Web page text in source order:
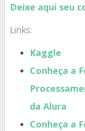
Deixe aqui seu
Links:
Kaggle
Conheça a
da Alura
Conheça a